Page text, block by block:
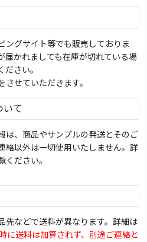
ングサイト等でも販売しておりま
届かれましても在庫が切れている場
さい。
せていただきます。
いて
は、商品やサンプルの発送とそのご
絡以外は一切使用いたしません。詳
ください。
先などで送料が異なります。詳細は
に送料は加算されず、別途ご連絡と